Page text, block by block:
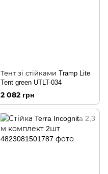
Тент зі стійками Tramp Lite
Tent green UTLT-034
2 082 грн